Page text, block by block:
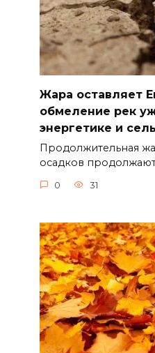
Жара оставляет
обмеление рек
энергетике и
Продолжительная
осадков
0 31